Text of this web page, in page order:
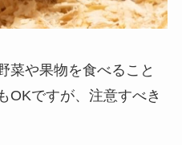
菜や果物を食べること
OKですが、注意すべき